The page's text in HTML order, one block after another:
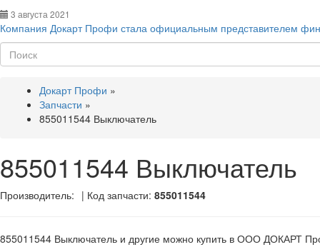
3 августа 2021
Компания Докарт Профи стала официальным представителем
Докарт Профи »
Запчасти »
855011544 Выключатель
855011544 Выключатель
Производитель: | Код запчасти: 855011544
855011544 Выключатель и другие можно купить в ООО ДОКАРТ